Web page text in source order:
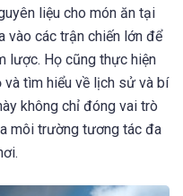
liệu cho món ăn tại
vào các trận chiến lớn để
lược. Họ cũng thực hiện
và tìm hiểu về lịch sử và bí
không chỉ đóng vai trò
môi trường tương tác đa